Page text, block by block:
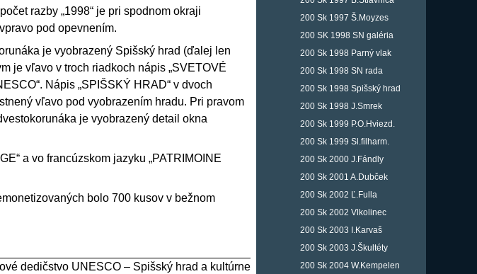
razby „1998“ je pri spodnom okraji
pod opevnením.
je vyobrazený Spišský hrad (ďalej len
je vľavo v troch riadkoch nápis „SVETOVÉ
Nápis „SPIŠSKÝ HRAD“ v dvoch
vľavo pod vyobrazením hradu. Pri pravom
je vyobrazený detail okna
a vo francúzskom jazyku „PATRIMOINE
bolo 700 kusov v bežnom
dedičstvo UNESCO – Spišský hrad a kultúrne
200 Sk 1997 Š.Moyzes
200 SK 1998 SN galéria
200 Sk 1998 Parný vlak
200 Sk 1998 SN rada
200 Sk 1998 Spišský hrad
200 Sk 1998 J.Smrek
200 Sk 1999 P.O.Hviezd.
200 Sk 1999 Sl.filharm.
200 Sk 2000 J.Fándly
200 Sk 2001 A.Dubček
200 Sk 2002 Ľ.Fulla
200 Sk 2002 Vlkolinec
200 Sk 2003 I.Karvaš
200 Sk 2003 J.Škultéty
200 Sk 2004 W.Kempelen